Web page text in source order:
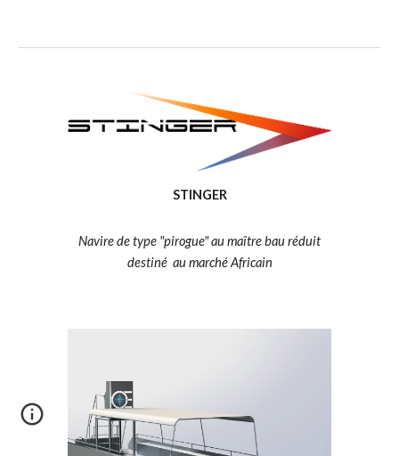
STINGER
Navire de type "pirogue" au maître bau réduit
destiné au marché Africain